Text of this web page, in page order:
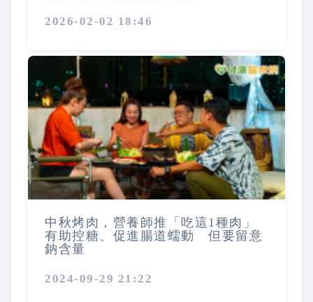
2026-02-02 18:46
中秋烤肉，營養師推「吃這1種肉」
有助控糖、促進腸道蠕動 但要留意
鈉含量
2024-09-29 21:22